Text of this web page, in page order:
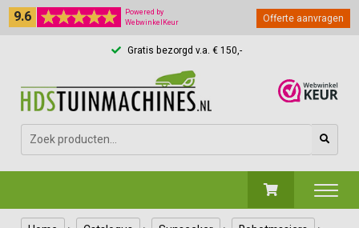
Gratis bezorgd v.a. € 150,-
9.6
Powered by
WebwinkelKeur
Offerte aanvragen
Zoeken
naar: